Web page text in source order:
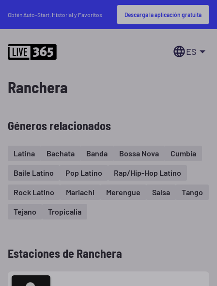
Obtén Auto-Start, Historial y Favoritos Descarga la aplicación gratuita
ES
Ranchera
Géneros relacionados
Latina Bachata Banda Bossa Nova Cumbia
Baile Latino Pop Latino Rap/Hip-Hop Latino
Rock Latino Mariachi Merengue Salsa Tango
Tejano Tropicalia
Estaciones de Ranchera